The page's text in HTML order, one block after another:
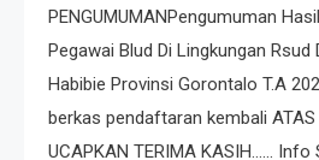
PENGUMUMANPengumuman
Pegawai Blud Di Lingkungan Rsud
Habibie Provinsi Gorontalo T.A
berkas pendaftaran kembali ATAS
UCAPKAN TERIMA KASIH…… Info